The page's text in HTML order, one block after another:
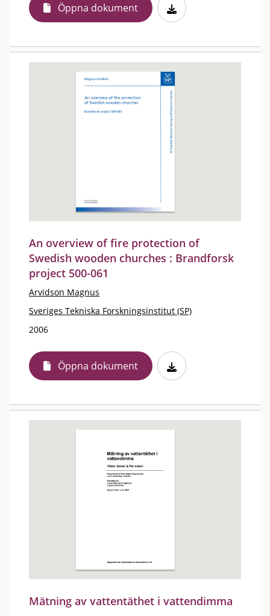
Öppna dokument
An overview of fire protection of
Swedish wooden churches : Brandforsk
project 500-061
Arvidson Magnus
Sveriges Tekniska Forskningsinstitut (SP)
2006
Öppna dokument
Mätning av vattentäthet i vattendimma